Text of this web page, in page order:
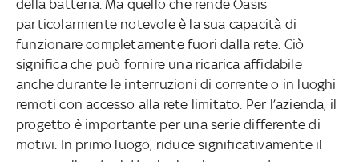
della batteria. Ma quello che rende Oasis
particolarmente notevole è la sua capacità di
funzionare completamente fuori dalla rete. Ciò
significa che può fornire una ricarica affidabile
anche durante le interruzioni di corrente o in luoghi
remoti con accesso alla rete limitato. Per l’azienda, il
progetto è importante per una serie differente di
motivi. In primo luogo, riduce significativamente il